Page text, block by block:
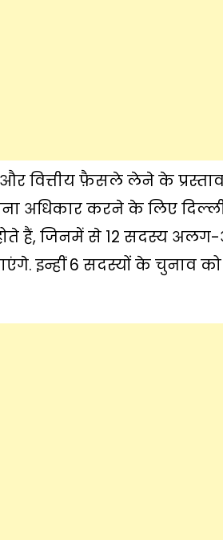
वित्तीय फ़ैसले लेने के
अधिकार करने के लिए दिल्ली
हैं, जिनमें से 12 सदस्य
इन्हीं 6 सदस्यों के चुनाव